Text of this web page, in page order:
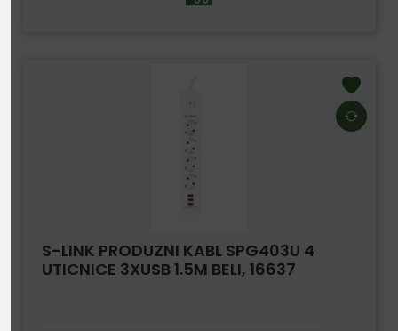
S-LINK PRODUZNI KABL SPG403U 4
UTICNICE 3XUSB 1.5M BELI, 16637